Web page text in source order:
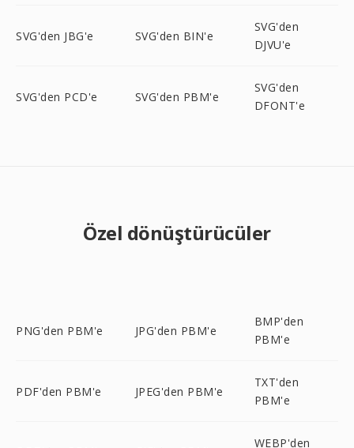
SVG'den JBG'e SVG'den BIN'e
SVG'den
DJVU'e
SVG'den PCD'e SVG'den PBM'e
SVG'den
DFONT'e
Özel dönüştürücüler
PNG'den PBM'e JPG'den PBM'e
BMP'den
PBM'e
PDF'den PBM'e JPEG'den PBM'e
TXT'den
PBM'e
WEBP'den